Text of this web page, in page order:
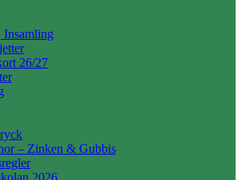
Insamling
26/27
– Zinken & Gubbis
2026